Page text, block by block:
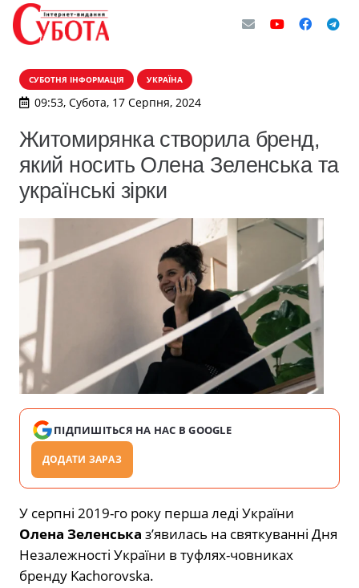
СУБОТНЯ ІНФОРМАЦІЯ УКРАЇНА
09:53, Субота, 17 Серпня, 2024
Житомирянка створила бренд,
який носить Олена Зеленська та
українські зірки
ПІДПИШІТЬСЯ НА НАС В GOOGLE
ДОДАТИ ЗАРАЗ
У серпні 2019-го року перша леді України
Олена Зеленська з’явилась на святкуванні Дня
Незалежності України в туфлях-човниках
бренду Kachorovska.